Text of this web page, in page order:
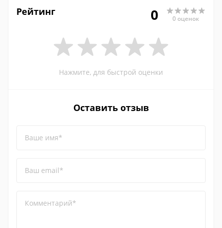
Рейтинг 0 0 оценок
Нажмите, для быстрой оценки
Оставить отзыв
Ваше имя*
Ваш email*
Комментарий*